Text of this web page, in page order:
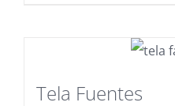
Tela Fuentes